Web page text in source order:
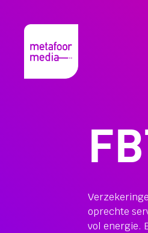
oprechte
vol energie.